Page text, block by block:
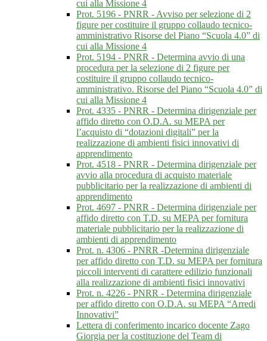
cui alla Missione 4
Prot. 5196 - PNRR - Avviso per selezione di 2
figure per costituire il gruppo collaudo tecnico-
amministrativo Risorse del Piano “Scuola 4.0” di
cui alla Missione 4
Prot. 5194 - PNRR - Determina avvio di una
procedura per la selezione di 2 figure per
costituire il gruppo collaudo tecnico-
amministrativo. Risorse del Piano “Scuola 4.0” di
cui alla Missione 4
Prot. 4335 - PNRR - Determina dirigenziale per
affido diretto con O.D.A. su MEPA per
l’acquisto di “dotazioni digitali” per la
realizzazione di ambienti fisici innovativi di
apprendimento
Prot. 4518 - PNRR - Determina dirigenziale per
avvio alla procedura di acquisto materiale
pubblicitario per la realizzazione di ambienti di
apprendimento
Prot. 4697 - PNRR - Determina dirigenziale per
affido diretto con T.D. su MEPA per fornitura
materiale pubblicitario per la realizzazione di
ambienti di apprendimento
Prot. n. 4306 - PNRR -Determina dirigenziale
per affido diretto con T.D. su MEPA per fornitura
piccoli interventi di carattere edilizio funzionali
alla realizzazione di ambienti fisici innovativi
Prot. n. 4226 - PNRR - Determina dirigenziale
per affido diretto con O.D.A. su MEPA “Arredi
Innovativi”
Lettera di conferimento incarico docente Zago
Giorgia per la costituzione del Team di